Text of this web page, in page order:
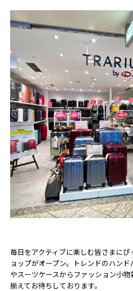
毎日をアクティブに楽しむ皆さまに
ョップがオープン。トレンドのハン
やスーツケースからファッション小
揃えてお待ちしております。